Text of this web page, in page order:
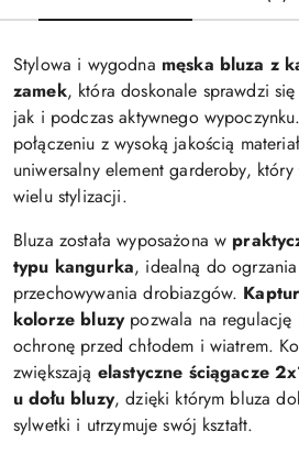
Stylowa i wygodna męska bluza z
zamek, która doskonale sprawdzi
jak i podczas aktywnego
połączeniu z wysoką jakością
uniwersalny element garderoby,
wielu stylizacji.
Bluza została wyposażona w
typu kangurka, idealną do
przechowywania drobiazgów.
kolorze bluzypozwala na regulację
ochronę przed chłodem i wiatrem.
zwiększają elastyczne ściągacze
u dołu bluzy, dzięki którym bluza
sylwetki i utrzymuje swój kształt.